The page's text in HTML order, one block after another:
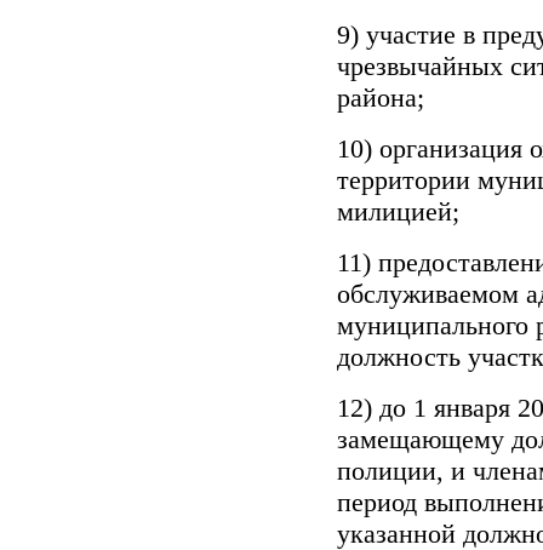
9) участие в
чрезвычайных
района;
10) организация
территории
милицией;
11)
обслуживаемом
муниципального
должность
12) до 1 января
замещающему
полиции, и
период
указанной